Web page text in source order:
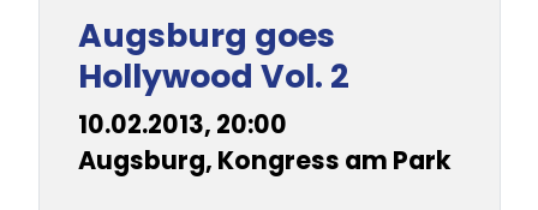
Titel
Augsburg goes
Hollywood Vol. 2
10.02.2013, 20:00
Augsburg, Kongress am Park